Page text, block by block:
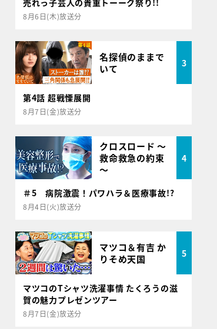
売れっ子芸人の貴重トーーク祭り!!
8月6日(木)放送分
名探偵のままで
いて
3
第4話 超戦慄展開
8月7日(金)放送分
クロスロード ～
救命救急の約束
～
4
＃5 病院激震！パワハラ＆医療事故!?
8月4日(火)放送分
マツコ＆有吉 か
りそめ天国
5
マツコのTシャツ洗濯事情 たくろうの滋
賀の魅力プレゼンツアー
8月7日(金)放送分